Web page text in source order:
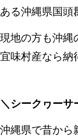
ある沖縄県国頭
現地の方も沖縄
宜味村産なら納
＼シークヮーサ
沖縄県で昔から